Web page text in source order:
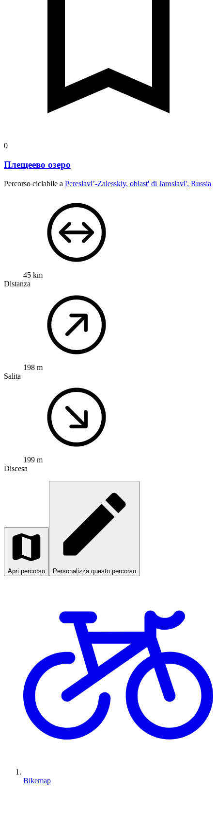
0
Плещеево озеро
Percorso ciclabile a Pereslavl’-Zalesskiy, oblast' di Jaroslavl', Russia
45 km
Distanza
198 m
Salita
199 m
Discesa
Apri percorso Personalizza questo percorso
Bikemap